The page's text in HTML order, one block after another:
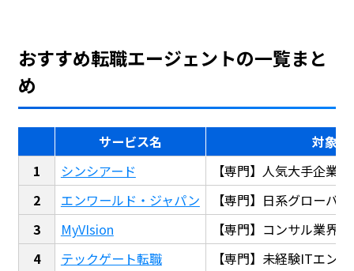
おすすめ転職エージェントの一覧まと
め
サービス名
対象
シンシアード
【専門】人気大手企業
エンワールド・ジャパン
【専門】日系グローバ
MyVIsion
【専門】コンサル業界
テックゲート転職
【専門】未経験ITエン